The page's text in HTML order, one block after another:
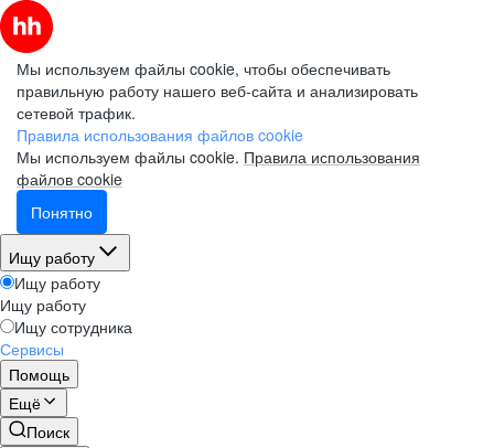
Мы используем файлы cookie, чтобы обеспечивать
правильную работу нашего веб-сайта и анализировать
сетевой трафик.
Правила использования файлов cookie
Мы используем файлы cookie. Правила использования
файлов cookie
Понятно
Ищу работу
Ищу работу
Ищу работу
Ищу сотрудника
Сервисы
Помощь
Ещё
Поиск